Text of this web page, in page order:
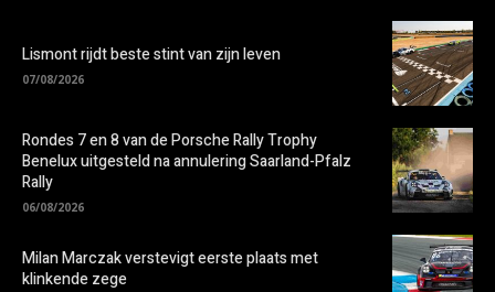
Lismont rijdt beste stint van zijn leven
07/08/2026
Rondes 7 en 8 van de Porsche Rally Trophy
Benelux uitgesteld na annulering Saarland-Pfalz
Rally
06/08/2026
Milan Marczak verstevigt eerste plaats met
klinkende zege